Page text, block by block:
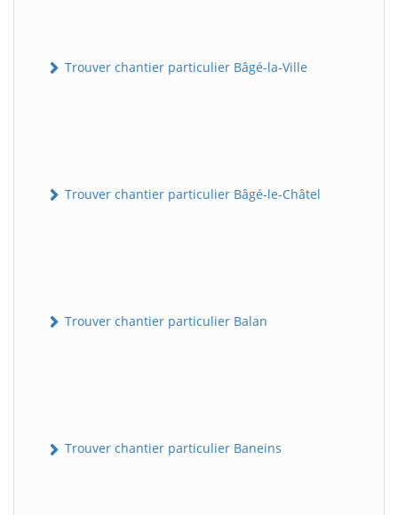
Trouver chantier particulier Bâgé-la-Ville
Trouver chantier particulier Bâgé-le-Châtel
Trouver chantier particulier Balan
Trouver chantier particulier Baneins